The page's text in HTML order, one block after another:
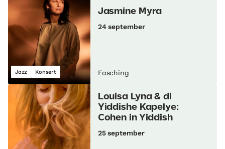
Jazz Konsert
Jasmine Myra
24 september
Fasching
Louisa Lyna & di
Yiddishe Kapelye:
Cohen in Yiddish
25 september